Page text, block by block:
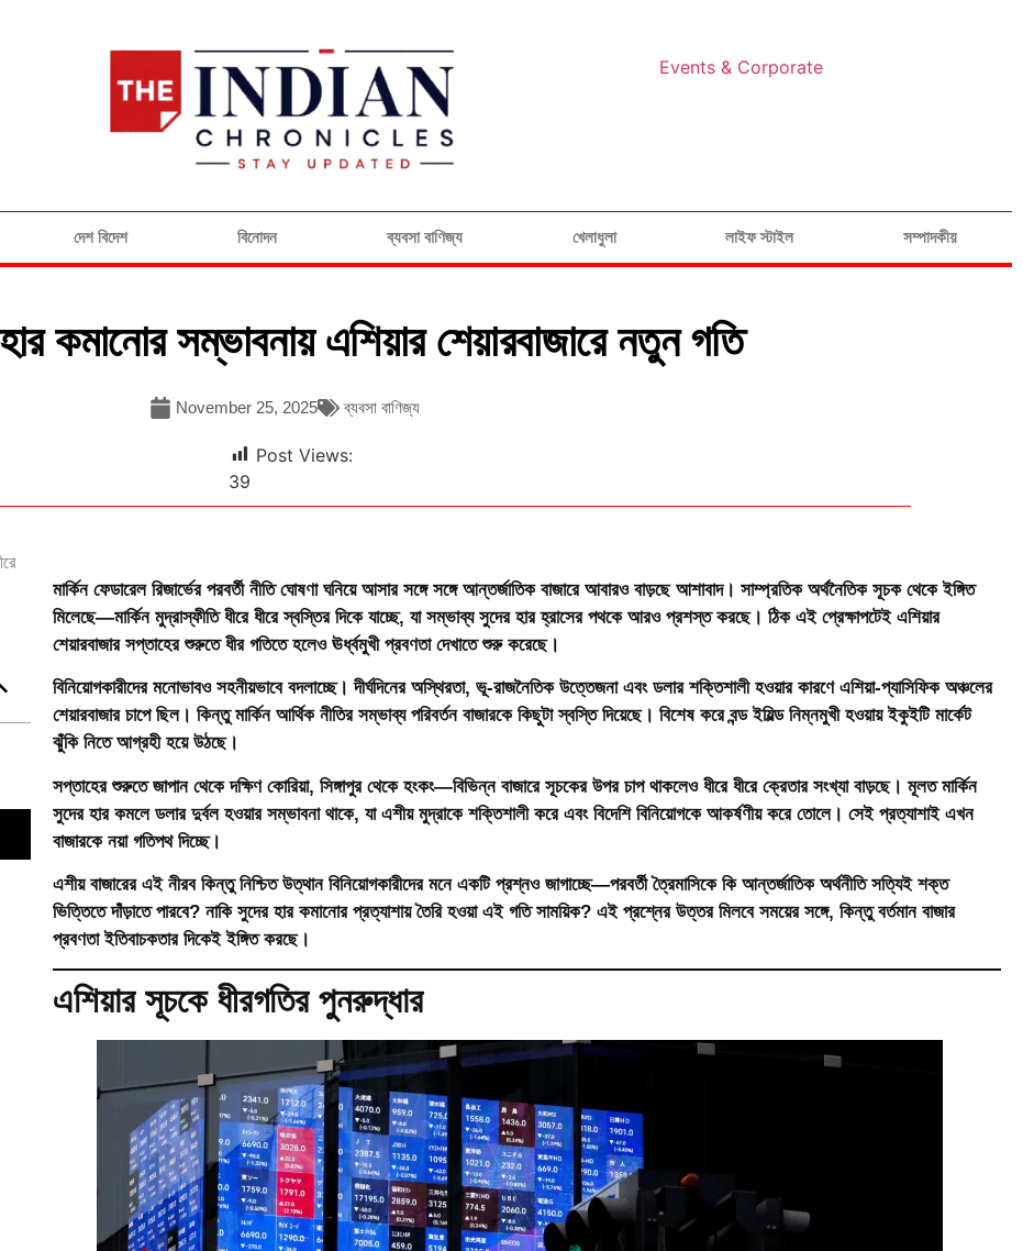
Events & Corporate
দেশ বিদেশ বিনোদন ব্যবসা বাণিজ্য খেলাধুলা লাইফ স্টাইল সম্পাদকীয়
কমানোর সম্ভাবনায় এশিয়ার শেয়ারবাজারে নতুন গতি
November 25, 2025 ব্যবসা বাণিজ্য
Post Views:
39
মার্কিন ফেডারেল রিজার্ভের পরবর্তী নীতি ঘোষণা ঘনিয়ে আসার সঙ্গে সঙ্গে আন্তর্জাতিক বাজারে আবারও বাড়ছে আশাবাদ। সাম্প্রতিক অর্থনৈতিক সূচক থেকে ইঙ্গিত
মিলেছে—মার্কিন মুদ্রাস্ফীতি ধীরে ধীরে স্বস্তির দিকে যাচ্ছে, যা সম্ভাব্য সুদের হার হ্রাসের পথকে আরও প্রশস্ত করছে। ঠিক এই প্রেক্ষাপটেই এশিয়ার
শেয়ারবাজার সপ্তাহের শুরুতে ধীর গতিতে হলেও ঊর্ধ্বমুখী প্রবণতা দেখাতে শুরু করেছে।
বিনিয়োগকারীদের মনোভাবও সহনীয়ভাবে বদলাচ্ছে। দীর্ঘদিনের অস্থিরতা, ভূ-রাজনৈতিক উত্তেজনা এবং ডলার শক্তিশালী হওয়ার কারণে এশিয়া-প্যাসিফিক অঞ্চলের
শেয়ারবাজার চাপে ছিল। কিন্তু মার্কিন আর্থিক নীতির সম্ভাব্য পরিবর্তন বাজারকে কিছুটা স্বস্তি দিয়েছে। বিশেষ করে বন্ড ইয়িল্ড নিম্নমুখী হওয়ায় ইকুইটি মার্কেট
ঝুঁকি নিতে আগ্রহী হয়ে উঠছে।
সপ্তাহের শুরুতে জাপান থেকে দক্ষিণ কোরিয়া, সিঙ্গাপুর থেকে হংকং—বিভিন্ন বাজারে সূচকের উপর চাপ থাকলেও ধীরে ধীরে ক্রেতার সংখ্যা বাড়ছে। মূলত মার্কিন
সুদের হার কমলে ডলার দুর্বল হওয়ার সম্ভাবনা থাকে, যা এশীয় মুদ্রাকে শক্তিশালী করে এবং বিদেশি বিনিয়োগকে আকর্ষণীয় করে তোলে। সেই প্রত্যাশাই এখন
বাজারকে নয়া গতিপথ দিচ্ছে।
এশীয় বাজারের এই নীরব কিন্তু নিশ্চিত উত্থান বিনিয়োগকারীদের মনে একটি প্রশ্নও জাগাচ্ছে—পরবর্তী ত্রৈমাসিকে কি আন্তর্জাতিক অর্থনীতি সত্যিই শক্ত
ভিত্তিতে দাঁড়াতে পারবে? নাকি সুদের হার কমানোর প্রত্যাশায় তৈরি হওয়া এই গতি সাময়িক? এই প্রশ্নের উত্তর মিলবে সময়ের সঙ্গে, কিন্তু বর্তমান বাজার
প্রবণতা ইতিবাচকতার দিকেই ইঙ্গিত করছে।
এশিয়ার সূচকে ধীরগতির পুনরুদ্ধার